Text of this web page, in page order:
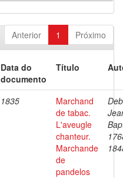
Anterior 1 Próximo
Data do
documento
Título
1835
Marchand
de tabac.
L'aveugle
chanteur.
Marchande
de
pandelos